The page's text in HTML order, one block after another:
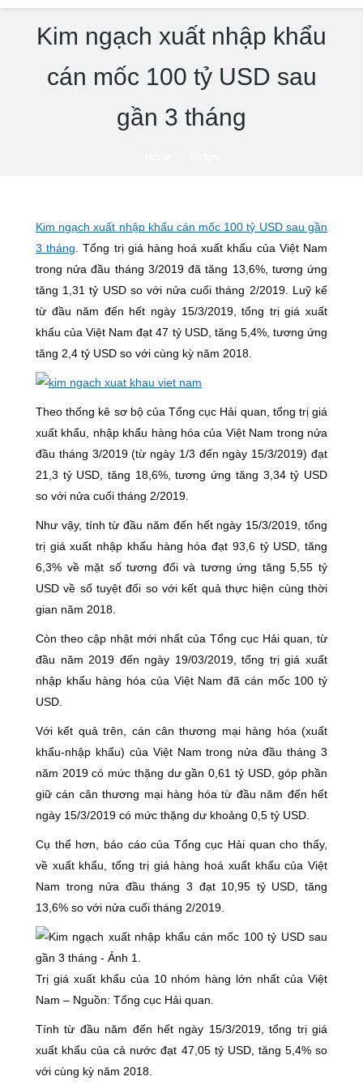
Kim ngạch xuất nhập khẩu
cán mốc 100 tỷ USD sau
gần 3 tháng
Kim ngạch xuất nhập khẩu cán mốc 100 tỷ USD sau gần
3 tháng . Tổng trị giá hàng hoá xuất khẩu của Việt Nam
trong nửa đầu tháng 3/2019 đã tăng 13,6%, tương ứng
tăng 1,31 tỷ USD so với nửa cuối tháng 2/2019. Luỹ kế
từ đầu năm đến hết ngày 15/3/2019, tổng trị giá xuất
khẩu của Việt Nam đạt 47 tỷ USD, tăng 5,4%, tương ứng
tăng 2,4 tỷ USD so với cùng kỳ năm 2018.
Theo thống kê sơ bộ của Tổng cục Hải quan, tổng trị giá
xuất khẩu, nhập khẩu hàng hóa của Việt Nam trong nửa
đầu tháng 3/2019 (từ ngày 1/3 đến ngày 15/3/2019) đạt
21,3 tỷ USD, tăng 18,6%, tương ứng tăng 3,34 tỷ USD
so với nửa cuối tháng 2/2019.
Như vậy, tính từ đầu năm đến hết ngày 15/3/2019, tổng
trị giá xuất nhập khẩu hàng hóa đạt 93,6 tỷ USD, tăng
6,3% về mặt số tương đối và tương ứng tăng 5,55 tỷ
USD về số tuyệt đối so với kết quả thực hiện cùng thời
gian năm 2018.
Còn theo cập nhật mới nhất của Tổng cục Hải quan, từ
đầu năm 2019 đến ngày 19/03/2019, tổng trị giá xuất
nhập khẩu hàng hóa của Việt Nam đã cán mốc 100 tỷ
USD.
Với kết quả trên, cán cân thương mại hàng hóa (xuất
khẩu-nhập khẩu) của Việt Nam trong nửa đầu tháng 3
năm 2019 có mức thặng dư gần 0,61 tỷ USD, góp phần
giữ cán cân thương mại hàng hóa từ đầu năm đến hết
ngày 15/3/2019 có mức thặng dư khoảng 0,5 tỷ USD.
Cụ thể hơn, báo cáo của Tổng cục Hải quan cho thấy,
về xuất khẩu, tổng trị giá hàng hoá xuất khẩu của Việt
Nam trong nửa đầu tháng 3 đạt 10,95 tỷ USD, tăng
13,6% so với nửa cuối tháng 2/2019.
Trị giá xuất khẩu của 10 nhóm hàng lớn nhất của Việt
Nam – Nguồn: Tổng cục Hải quan.
Tính từ đầu năm đến hết ngày 15/3/2019, tổng trị giá
xuất khẩu của cả nước đạt 47,05 tỷ USD, tăng 5,4% so
với cùng kỳ năm 2018.